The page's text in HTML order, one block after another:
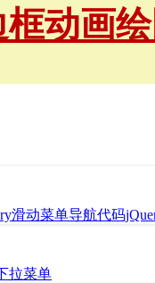
框动画
滑动菜单导航代码
拉菜单